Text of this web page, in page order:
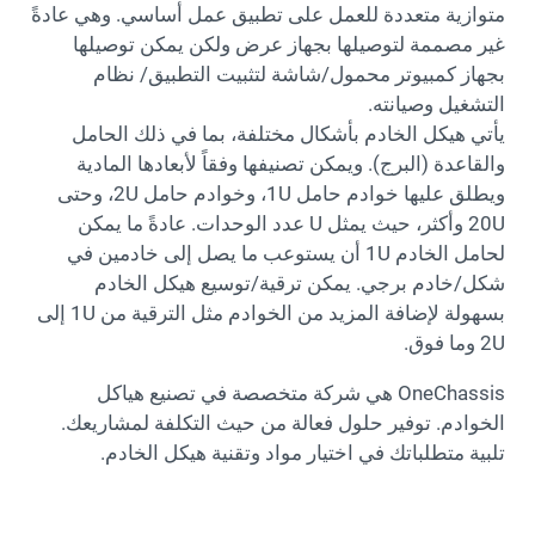
متوازية متعددة للعمل على تطبيق عمل أساسي. وهي عادةً
غير مصممة لتوصيلها بجهاز عرض ولكن يمكن توصيلها
بجهاز كمبيوتر محمول/شاشة لتثبيت التطبيق/ نظام
التشغيل وصيانته.
يأتي هيكل الخادم بأشكال مختلفة، بما في ذلك الحامل
والقاعدة (البرج). ويمكن تصنيفها وفقاً لأبعادها المادية
ويطلق عليها خوادم حامل 1U، وخوادم حامل 2U، وحتى
20U وأكثر، حيث يمثل U عدد الوحدات. عادةً ما يمكن
لحامل الخادم 1U أن يستوعب ما يصل إلى خادمين في
شكل/خادم برجي. يمكن ترقية/توسيع هيكل الخادم
بسهولة لإضافة المزيد من الخوادم مثل الترقية من 1U إلى
2U وما فوق.
OneChassis هي شركة متخصصة في تصنيع هياكل
الخوادم. توفير حلول فعالة من حيث التكلفة لمشاريعك.
تلبية متطلباتك في اختيار مواد وتقنية هيكل الخادم.